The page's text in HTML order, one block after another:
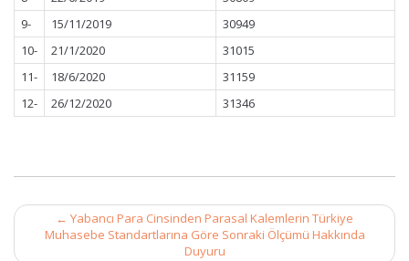
9-
15/11/2019
30949
10-
21/1/2020
31015
11-
18/6/2020
31159
12-
26/12/2020 31346
Post
navigation
← Yabancı Para Cinsinden Parasal Kalemlerin Türkiye
Muhasebe Standartlarına Göre Sonraki Ölçümü Hakkında
Duyuru